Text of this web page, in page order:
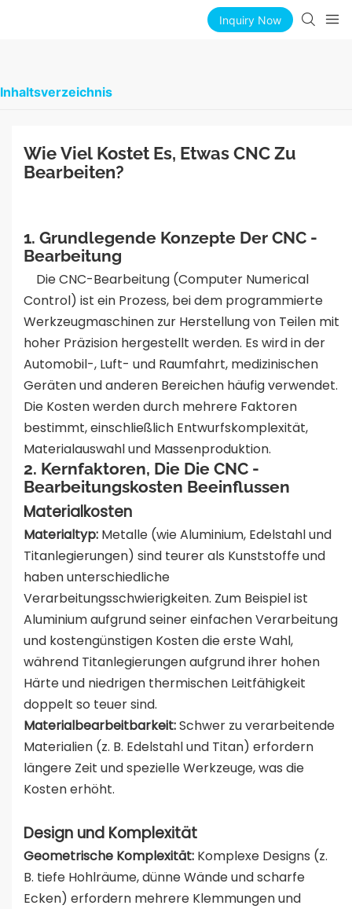
Inquiry Now
Inhaltsverzeichnis
Wie Viel Kostet Es, Etwas CNC Zu
Bearbeiten?
1. Grundlegende Konzepte Der CNC -
Bearbeitung
Die CNC-Bearbeitung (Computer Numerical
Control) ist ein Prozess, bei dem programmierte
Werkzeugmaschinen zur Herstellung von Teilen mit
hoher Präzision hergestellt werden. Es wird in der
Automobil-, Luft- und Raumfahrt, medizinischen
Geräten und anderen Bereichen häufig verwendet.
Die Kosten werden durch mehrere Faktoren
bestimmt, einschließlich Entwurfskomplexität,
Materialauswahl und Massenproduktion.
2. Kernfaktoren, Die Die CNC -
Bearbeitungskosten Beeinflussen
Materialkosten
Materialtyp: Metalle (wie Aluminium, Edelstahl und
Titanlegierungen) sind teurer als Kunststoffe und
haben unterschiedliche
Verarbeitungsschwierigkeiten. Zum Beispiel ist
Aluminium aufgrund seiner einfachen Verarbeitung
und kostengünstigen Kosten die erste Wahl,
während Titanlegierungen aufgrund ihrer hohen
Härte und niedrigen thermischen Leitfähigkeit
doppelt so teuer sind.
Materialbearbeitbarkeit:Schwer zu verarbeitende
Materialien (z. B. Edelstahl und Titan) erfordern
längere Zeit und spezielle Werkzeuge, was die
Kosten erhöht.
Design und Komplexität
Geometrische Komplexität: Komplexe Designs (z.
B. tiefe Hohlräume, dünne Wände und scharfe
Ecken) erfordern mehrere Klemmungen und